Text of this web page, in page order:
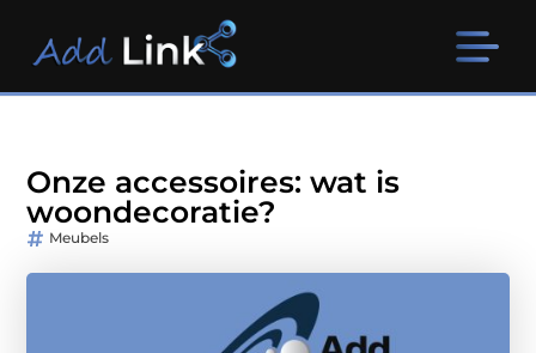
Onze accessoires: wat is
woondecoratie?
Meubels